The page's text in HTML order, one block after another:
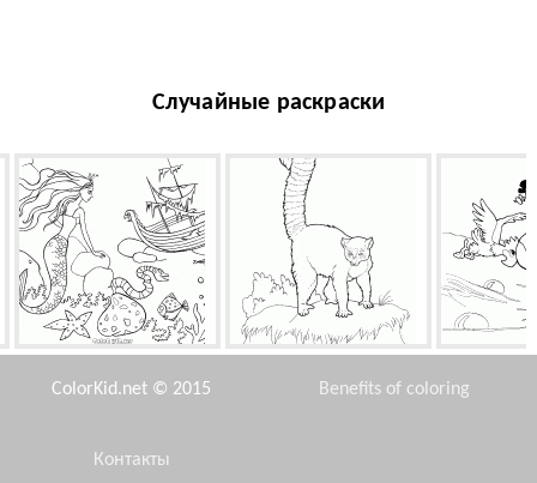
Случайные раскраски
Русалка и корабль Лемур Атака
ColorKid.net © 2015 Benefits of coloring
Контакты